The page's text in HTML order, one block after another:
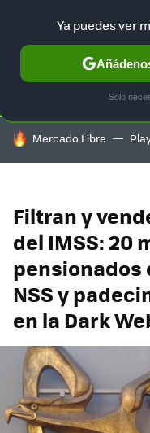
SELECCIÓN GAMING
HOY SE HABLA DE
Mercado Libre
Filtran y
del IMSS: 20
pensionados
NSS y
en la Dark
Ya puedes ver
Solo